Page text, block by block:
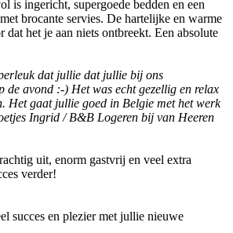
is ingericht, supergoede bedden en een
brocante servies. De hartelijke en warme
dat het je aan niets ontbreekt. Een absolute
dat jullie dat jullie bij ons
de avond :-) Het was echt gezellig en relax
Het gaat jullie goed in Belgie met het werk
Ingrid / B&B Logeren bij van Heeren
uit, enorm gastvrij en veel extra
verder!
succes en plezier met jullie nieuwe